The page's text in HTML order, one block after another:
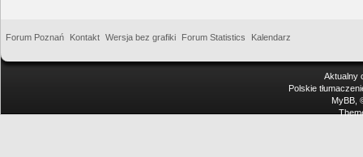
Forum Poznań Kontakt Wersja bez grafiki Forum Statistics Kalendarz
Aktualny
Polskie
MyBB